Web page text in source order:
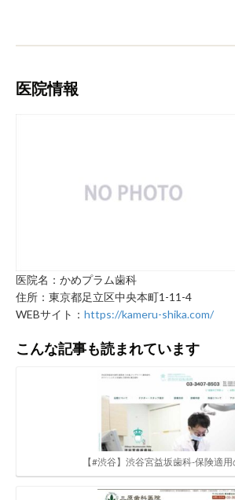
医院情報
医院名：かめプラム歯科
住所：東京都足立区中央本町1-11-4
WEBサイト： https://kameru-shika.com/
こんな記事も読まれています
【#渋谷】渋谷宮益坂歯科-保険適